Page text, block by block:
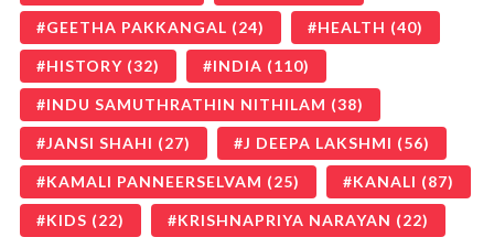
GEETHA PAKKANGAL (24) HEALTH (40)
HISTORY (32) INDIA (110)
INDU SAMUTHRATHIN NITHILAM (38)
JANSI SHAHI (27) J DEEPA LAKSHMI (56)
KAMALI PANNEERSELVAM (25) KANALI (87)
KIDS (22) KRISHNAPRIYA NARAYAN (22)